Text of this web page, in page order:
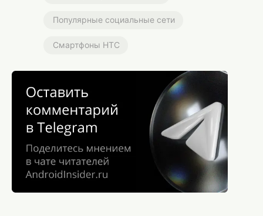
Популярные социальные сети
Смартфоны HTC